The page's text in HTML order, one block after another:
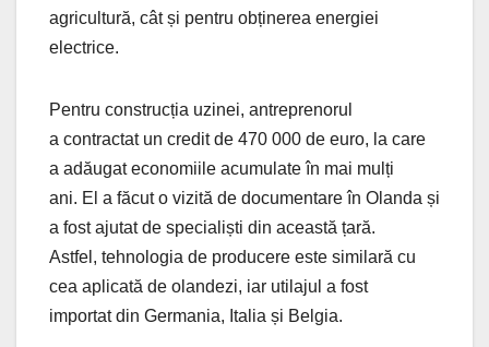
agricultură, cât și pentru obținerea energiei
electrice.
Pentru construcția uzinei, antreprenorul
a contractat un credit de 470 000 de euro, la care
a adăugat economiile acumulate în mai mulți
ani. El a făcut o vizită de documentare în Olanda și
a fost ajutat de specialiști din această țară.
Astfel, tehnologia de producere este similară cu
cea aplicată de olandezi, iar utilajul a fost
importat din Germania, Italia și Belgia.